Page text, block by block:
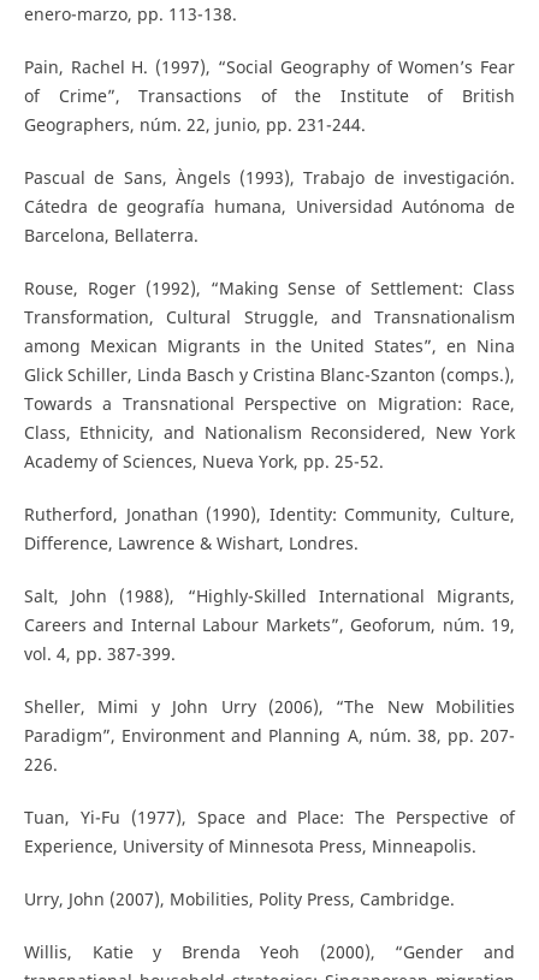
enero-marzo, pp. 113-138.
Pain, Rachel H. (1997), “Social Geography of Women’s Fear
of Crime”, Transactions of the Institute of British
Geographers, núm. 22, junio, pp. 231-244.
Pascual de Sans, Àngels (1993), Trabajo de investigación.
Cátedra de geografía humana, Universidad Autónoma de
Barcelona, Bellaterra.
Rouse, Roger (1992), “Making Sense of Settlement: Class
Transformation, Cultural Struggle, and Transnationalism
among Mexican Migrants in the United States”, en Nina
Glick Schiller, Linda Basch y Cristina Blanc-Szanton (comps.),
Towards a Transnational Perspective on Migration: Race,
Class, Ethnicity, and Nationalism Reconsidered, New York
Academy of Sciences, Nueva York, pp. 25-52.
Rutherford, Jonathan (1990), Identity: Community, Culture,
Difference, Lawrence & Wishart, Londres.
Salt, John (1988), “Highly-Skilled International Migrants,
Careers and Internal Labour Markets”, Geoforum, núm. 19,
vol. 4, pp. 387-399.
Sheller, Mimi y John Urry (2006), “The New Mobilities
Paradigm”, Environment and Planning A, núm. 38, pp. 207-
226.
Tuan, Yi-Fu (1977), Space and Place: The Perspective of
Experience, University of Minnesota Press, Minneapolis.
Urry, John (2007), Mobilities, Polity Press, Cambridge.
Willis, Katie y Brenda Yeoh (2000), “Gender and